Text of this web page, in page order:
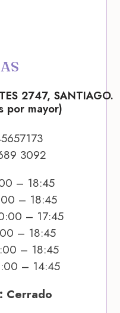
2747, SANTIAGO.
por mayor)
3092
– 18:45
– 18:45
– 17:45
– 18:45
– 18:45
– 14:45
Cerrado